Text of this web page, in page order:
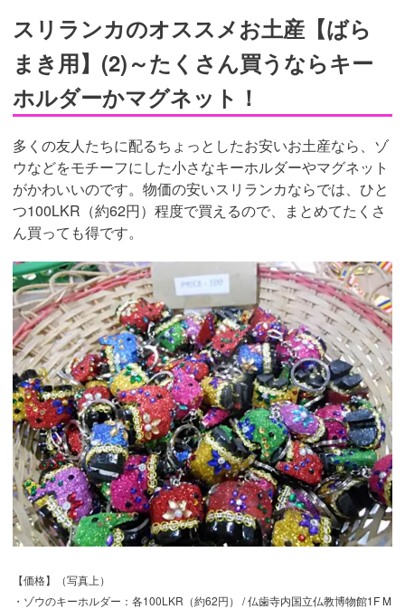
スリランカのオススメお土産【ばら
まき用】(2)～たくさん買うならキー
ホルダーかマグネット！
多くの友人たちに配るちょっとしたお安いお土産なら、ゾ
ウなどをモチーフにした小さなキーホルダーやマグネット
がかわいいのです。物価の安いスリランカならでは、ひと
つ100LKR（約62円）程度で買えるので、まとめてたくさ
ん買っても得です。
【価格】（写真上）
・ゾウのキーホルダー：各100LKR（約62円） / 仏歯寺内国立仏教博物館1F M